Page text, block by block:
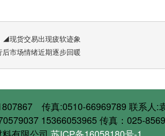
◢现货交易出现疲软迹象
市场情绪近期逐步回暖
传真:0510-66969789 联系人:
15366053965 传真：025-